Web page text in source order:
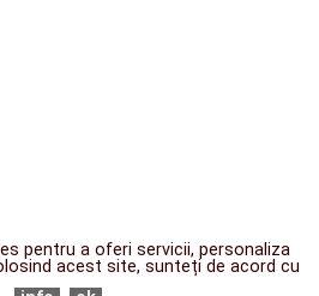
pentru a oferi servicii, personaliza
acest site, sunteți de acord cu